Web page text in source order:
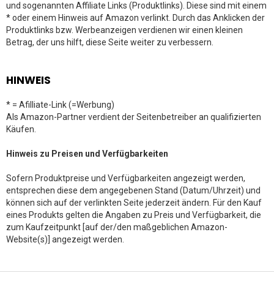
und sogenannten Affiliate Links (Produktlinks). Diese sind mit einem
* oder einem Hinweis auf Amazon verlinkt. Durch das Anklicken der
Produktlinks bzw. Werbeanzeigen verdienen wir einen kleinen
Betrag, der uns hilft, diese Seite weiter zu verbessern.
HINWEIS
* = Afilliate-Link (=Werbung)
Als Amazon-Partner verdient der Seitenbetreiber an qualifizierten
Käufen.
Hinweis zu Preisen und Verfügbarkeiten
Sofern Produktpreise und Verfügbarkeiten angezeigt werden,
entsprechen diese dem angegebenen Stand (Datum/Uhrzeit) und
können sich auf der verlinkten Seite jederzeit ändern. Für den Kauf
eines Produkts gelten die Angaben zu Preis und Verfügbarkeit, die
zum Kaufzeitpunkt [auf der/den maßgeblichen Amazon-
Website(s)] angezeigt werden.